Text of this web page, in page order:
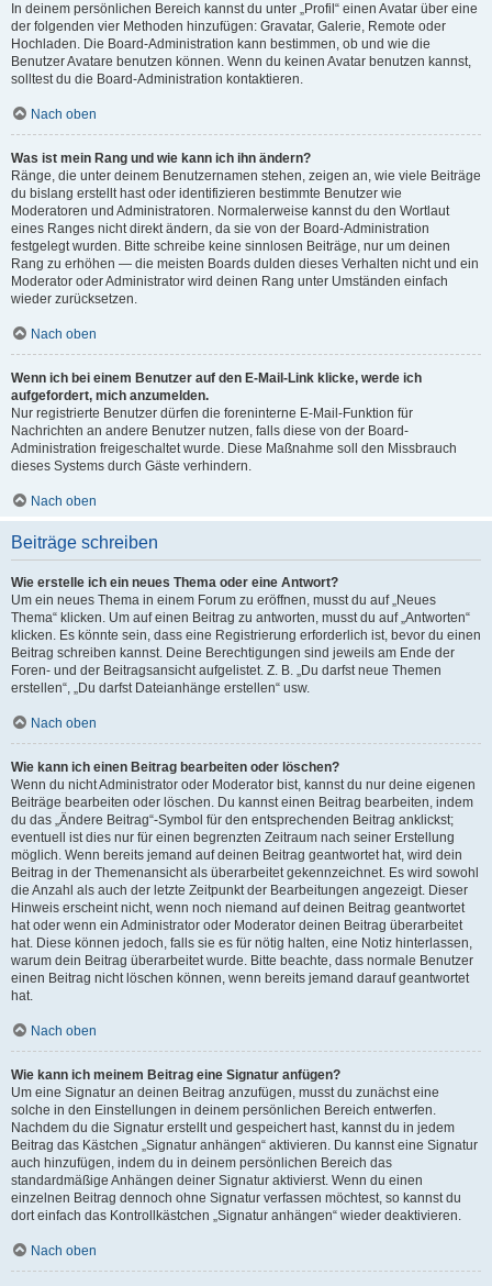
In deinem persönlichen Bereich kannst du unter „Profil“ einen Avatar über eine
der folgenden vier Methoden hinzufügen: Gravatar, Galerie, Remote oder
Hochladen. Die Board-Administration kann bestimmen, ob und wie die
Benutzer Avatare benutzen können. Wenn du keinen Avatar benutzen kannst,
solltest du die Board-Administration kontaktieren.
Nach oben
Was ist mein Rang und wie kann ich ihn ändern?
Ränge, die unter deinem Benutzernamen stehen, zeigen an, wie viele Beiträge
du bislang erstellt hast oder identifizieren bestimmte Benutzer wie
Moderatoren und Administratoren. Normalerweise kannst du den Wortlaut
eines Ranges nicht direkt ändern, da sie von der Board-Administration
festgelegt wurden. Bitte schreibe keine sinnlosen Beiträge, nur um deinen
Rang zu erhöhen — die meisten Boards dulden dieses Verhalten nicht und ein
Moderator oder Administrator wird deinen Rang unter Umständen einfach
wieder zurücksetzen.
Nach oben
Wenn ich bei einem Benutzer auf den E-Mail-Link klicke, werde ich
aufgefordert, mich anzumelden.
Nur registrierte Benutzer dürfen die foreninterne E-Mail-Funktion für
Nachrichten an andere Benutzer nutzen, falls diese von der Board-
Administration freigeschaltet wurde. Diese Maßnahme soll den Missbrauch
dieses Systems durch Gäste verhindern.
Nach oben
Beiträge schreiben
Wie erstelle ich ein neues Thema oder eine Antwort?
Um ein neues Thema in einem Forum zu eröffnen, musst du auf „Neues
Thema“ klicken. Um auf einen Beitrag zu antworten, musst du auf „Antworten“
klicken. Es könnte sein, dass eine Registrierung erforderlich ist, bevor du einen
Beitrag schreiben kannst. Deine Berechtigungen sind jeweils am Ende der
Foren- und der Beitragsansicht aufgelistet. Z. B. „Du darfst neue Themen
erstellen“, „Du darfst Dateianhänge erstellen“ usw.
Nach oben
Wie kann ich einen Beitrag bearbeiten oder löschen?
Wenn du nicht Administrator oder Moderator bist, kannst du nur deine eigenen
Beiträge bearbeiten oder löschen. Du kannst einen Beitrag bearbeiten, indem
du das „Ändere Beitrag“-Symbol für den entsprechenden Beitrag anklickst;
eventuell ist dies nur für einen begrenzten Zeitraum nach seiner Erstellung
möglich. Wenn bereits jemand auf deinen Beitrag geantwortet hat, wird dein
Beitrag in der Themenansicht als überarbeitet gekennzeichnet. Es wird sowohl
die Anzahl als auch der letzte Zeitpunkt der Bearbeitungen angezeigt. Dieser
Hinweis erscheint nicht, wenn noch niemand auf deinen Beitrag geantwortet
hat oder wenn ein Administrator oder Moderator deinen Beitrag überarbeitet
hat. Diese können jedoch, falls sie es für nötig halten, eine Notiz hinterlassen,
warum dein Beitrag überarbeitet wurde. Bitte beachte, dass normale Benutzer
einen Beitrag nicht löschen können, wenn bereits jemand darauf geantwortet
hat.
Nach oben
Wie kann ich meinem Beitrag eine Signatur anfügen?
Um eine Signatur an deinen Beitrag anzufügen, musst du zunächst eine
solche in den Einstellungen in deinem persönlichen Bereich entwerfen.
Nachdem du die Signatur erstellt und gespeichert hast, kannst du in jedem
Beitrag das Kästchen „Signatur anhängen“ aktivieren. Du kannst eine Signatur
auch hinzufügen, indem du in deinem persönlichen Bereich das
standardmäßige Anhängen deiner Signatur aktivierst. Wenn du einen
einzelnen Beitrag dennoch ohne Signatur verfassen möchtest, so kannst du
dort einfach das Kontrollkästchen „Signatur anhängen“ wieder deaktivieren.
Nach oben